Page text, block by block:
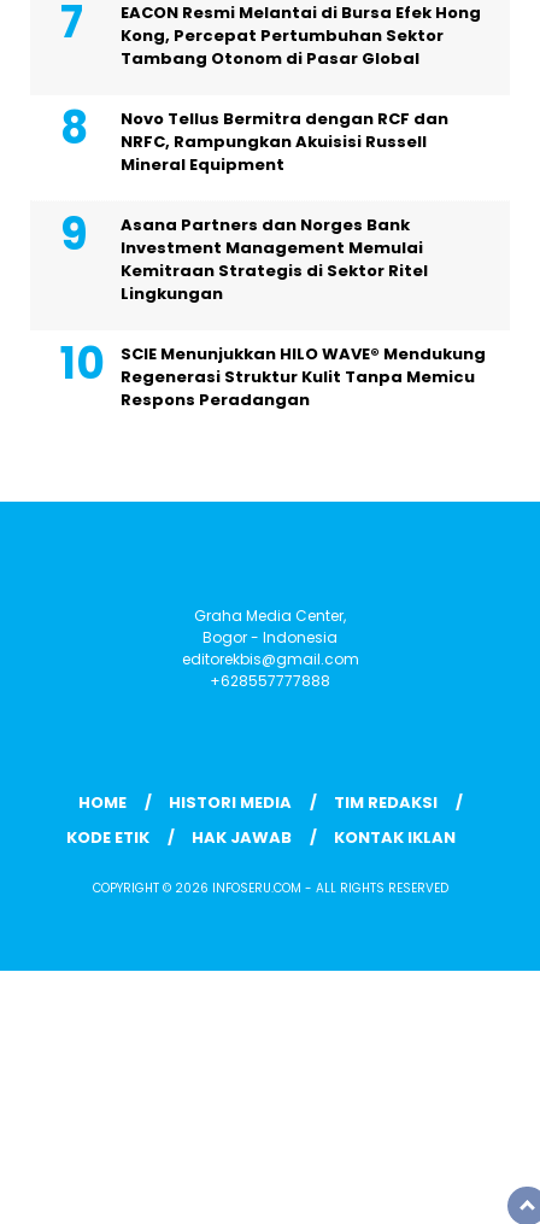
EACON Resmi Melantai di Bursa Efek Hong
Kong, Percepat Pertumbuhan Sektor
Tambang Otonom di Pasar Global
Novo Tellus Bermitra dengan RCF dan
NRFC, Rampungkan Akuisisi Russell
Mineral Equipment
Asana Partners dan Norges Bank
Investment Management Memulai
Kemitraan Strategis di Sektor Ritel
Lingkungan
SCIE Menunjukkan HILO WAVE® Mendukung
Regenerasi Struktur Kulit Tanpa Memicu
Respons Peradangan
Graha Media Center,
Bogor - Indonesia
editorekbis@gmail.com
+628557777888
HOME HISTORI MEDIA
TIM REDAKSI
KODE ETIK
HAK JAWAB KONTAK IKLAN
COPYRIGHT © 2026 INFOSERU.COM - ALL RIGHTS RESERVED